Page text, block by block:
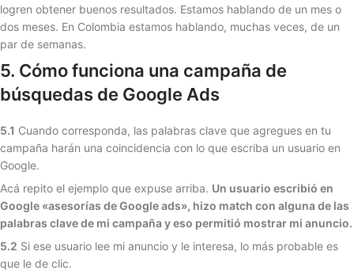
logren obtener buenos resultados. Estamos hablando de un mes o
dos meses. En Colombia estamos hablando, muchas veces, de un
par de semanas.
5. Cómo funciona una campaña de
búsquedas de Google Ads
5.1 Cuando corresponda, las palabras clave que agregues en tu
campaña harán una coincidencia con lo que escriba un usuario en
Google.
Acá repito el ejemplo que expuse arriba. Un usuario escribió en
Google «asesorías de Google ads», hizo match con alguna de las
palabras clave de mi campaña y eso permitió mostrar mi anuncio.
5.2 Si ese usuario lee mi anuncio y le interesa, lo más probable es
que le de clic.